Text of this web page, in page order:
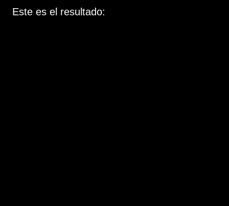
Este es el resultado: